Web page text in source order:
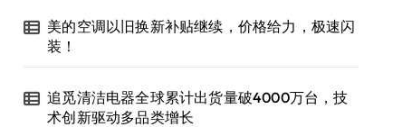
美的空调以旧换新补贴继续，价格给力，极速闪
装！
追觅清洁电器全球累计出货量破4000万台，技
术创新驱动多品类增长